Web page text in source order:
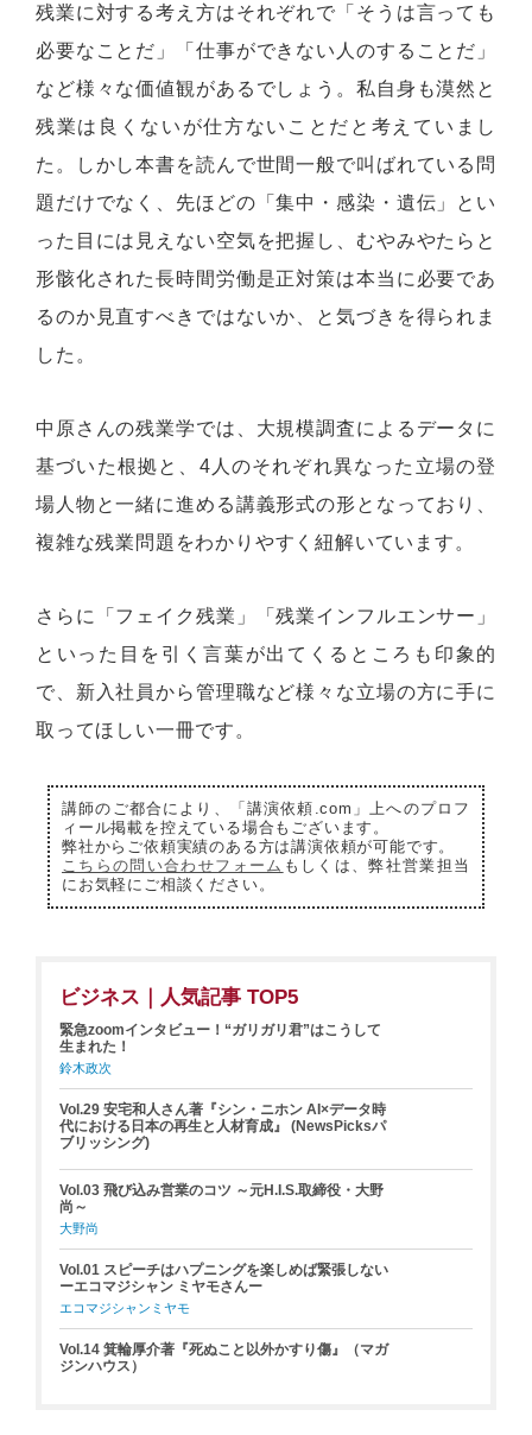
残業に対する考え方はそれぞれで「そうは言っても
必要なことだ」「仕事ができない人のすることだ」
など様々な価値観があるでしょう。私自身も漠然と
残業は良くないが仕方ないことだと考えていまし
た。しかし本書を読んで世間一般で叫ばれている問
題だけでなく、先ほどの「集中・感染・遺伝」とい
った目には見えない空気を把握し、むやみやたらと
形骸化された長時間労働是正対策は本当に必要であ
るのか見直すべきではないか、と気づきを得られま
した。
中原さんの残業学では、大規模調査によるデータに
基づいた根拠と、4人のそれぞれ異なった立場の登
場人物と一緒に進める講義形式の形となっており、
複雑な残業問題をわかりやすく紐解いています。
さらに「フェイク残業」「残業インフルエンサー」
といった目を引く言葉が出てくるところも印象的
で、新入社員から管理職など様々な立場の方に手に
取ってほしい一冊です。
講師のご都合により、「講演依頼.com」上へのプロフ
ィール掲載を控えている場合もございます。
弊社からご依頼実績のある方は講演依頼が可能です。
こちらの問い合わせフォーム もしくは、弊社営業担当
にお気軽にご相談ください。
ビジネス｜人気記事 TOP5
緊急zoomインタビュー！“ガリガリ君”はこうして
生まれた！
鈴木政次
Vol.29 安宅和人さん著『シン・ニホン AI×データ時
代における日本の再生と人材育成』 (NewsPicksパ
ブリッシング)
Vol.03 飛び込み営業のコツ ～元H.I.S.取締役・大野
尚～
大野尚
Vol.01 スピーチはハプニングを楽しめば緊張しない
ーエコマジシャン ミヤモさんー
エコマジシャンミヤモ
Vol.14 箕輪厚介著『死ぬこと以外かすり傷』（マガ
ジンハウス）